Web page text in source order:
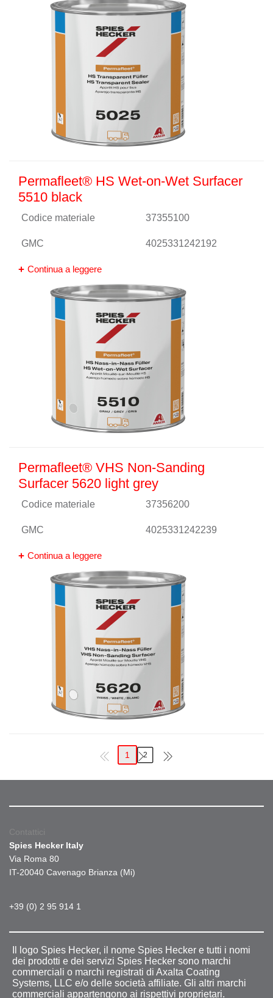
Permafleet® HS Wet-on-Wet Surfacer
5510 black
Codice materiale 37355100
GMC 4025331242192
Continua a leggere
Permafleet® VHS Non-Sanding
Surfacer 5620 light grey
Codice materiale 37356200
GMC 4025331242239
Continua a leggere
1 2
Contattici
Spies Hecker Italy
Via Roma 80
IT-20040 Cavenago Brianza (Mi)
+39 (0) 2 95 914 1
Il logo Spies Hecker, il nome Spies Hecker e tutti i nomi
dei prodotti e dei servizi Spies Hecker sono marchi
commerciali o marchi registrati di Axalta Coating
Systems, LLC e/o delle società affiliate. Gli altri marchi
commerciali appartengono ai rispettivi proprietari.